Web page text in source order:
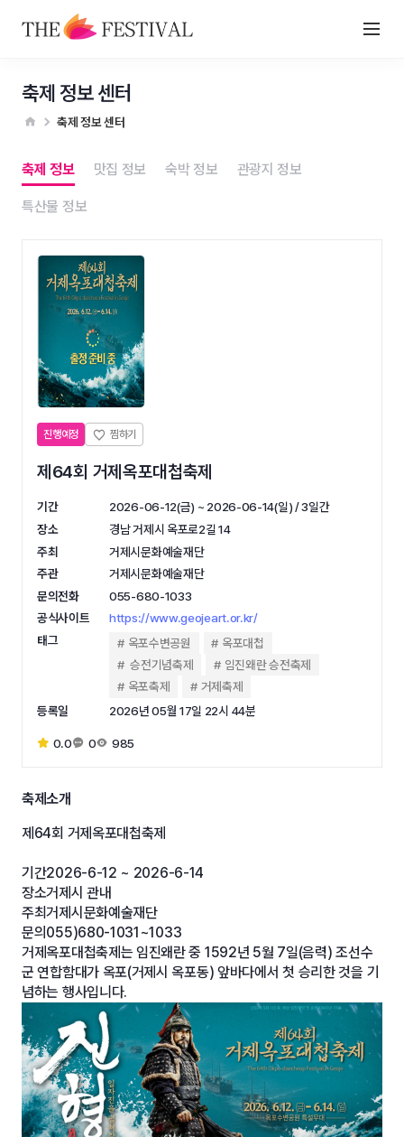
축제 정보 센터
축제 정보 센터
축제 정보 맛집 정보 숙박 정보 관광지 정보
특산물 정보
진행예정
제64회 거제옥포대첩축제
기간
2026-06-12(금) ~ 2026-06-14(일) / 3일간
장소
경남 거제시 옥포로2길 14
주최
거제시문화예술재단
주관
거제시문화예술재단
문의전화
055-680-1033
공식사이트
https://www.geojeart.or.kr/
태그
옥포수변공원
옥포대첩
승전기념축제
임진왜란 승전축제
옥포축제
거제축제
등록일
2026년 05월 17일 22시 44분
0.0 0 985
축제소개
제64회 거제옥포대첩축제
기간2026-6-12 ~ 2026-6-14
장소거제시 관내
주최거제시문화예술재단
문의055)680-1031~1033
거제옥포대첩축제는 임진왜란 중 1592년 5월 7일(음력) 조선수
군 연합함대가 옥포(거제시 옥포동) 앞바다에서 첫 승리한 것을 기
념하는 행사입니다.